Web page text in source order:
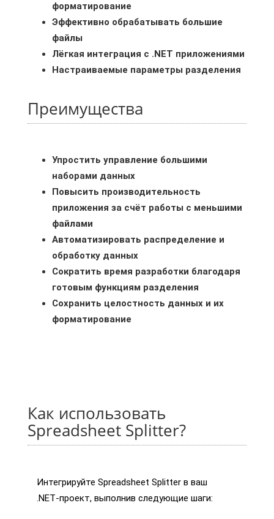
форматирование
Эффективно обрабатывать большие
файлы
Лёгкая интеграция с .NET приложениями
Настраиваемые параметры разделения
Преимущества
Упростить управление большими
наборами данных
Повысить производительность
приложения за счёт работы с меньшими
файлами
Автоматизировать распределение и
обработку данных
Сократить время разработки благодаря
готовым функциям разделения
Сохранить целостность данных и их
форматирование
Как использовать
Spreadsheet Splitter?
Интегрируйте Spreadsheet Splitter в ваш
.NET‑проект, выполнив следующие шаги: